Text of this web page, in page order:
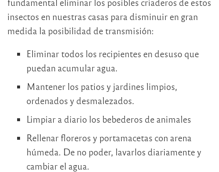
insectos en nuestras casas para disminuir en gran
medida la posibilidad de transmisión:
Eliminar todos los recipientes en desuso que
puedan acumular agua.
Mantener los patios y jardines limpios,
ordenados y desmalezados.
Limpiar a diario los bebederos de animales
Rellenar floreros y portamacetas con arena
húmeda. De no poder, lavarlos diariamente y
cambiar el agua.